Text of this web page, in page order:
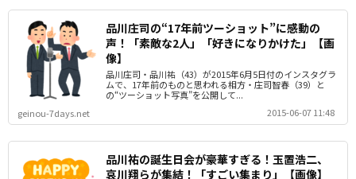
品川庄司の“17年前ツーショット”に感動の
声！「素敵な2人」「好きになりかけた」【画
像】
品川庄司・品川祐（43）が2015年6月5日付のインスタグラ
ムで、17年前のものと思われる相方・庄司智春（39）と
の“ツーショット写真”を公開して...
geinou-7days.net
2015-06-07 11:48
品川祐の誕生日会が豪華すぎる！玉置浩二、
哀川翔らが集結！「すごい集まり」【画像】